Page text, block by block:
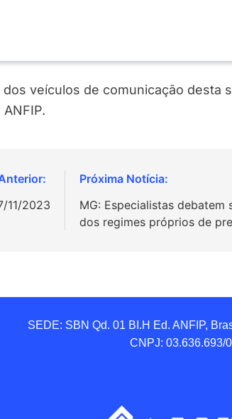
veículos de comunicação desta
11/2023
MG: Especialistas debatem
dos regimes próprios de
SEDE: SBN Qd. 01 BI.H Ed. ANFIP,
CNPJ: 03.636.693/